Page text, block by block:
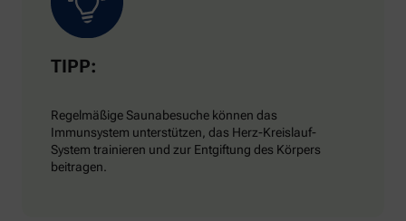
TIPP:
Regelmäßige Saunabesuche können das
Immunsystem unterstützen, das Herz-Kreislauf-
System trainieren und zur Entgiftung des Körpers
beitragen.